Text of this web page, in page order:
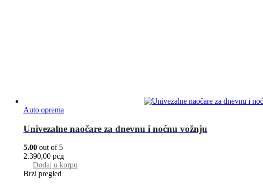
Auto oprema
Univezalne naočare za dnevnu i noćnu vožnju
5.00 out of 5
2.390,00 рсд
Dodaj u korpu
Brzi pregled